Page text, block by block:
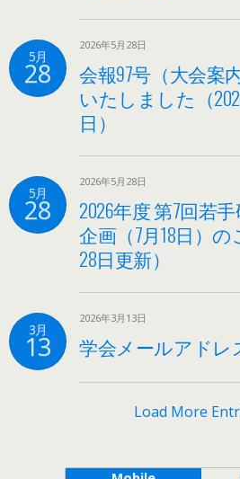
5月
28
2026年5月28日
会報97号（大会案
いたしました（
日）
5月
28
2026年5月28日
2026年度 第7回若
企画（7月18日）の
28日更新）
3月
13
2026年3月13日
学会メールアドレ
Load More